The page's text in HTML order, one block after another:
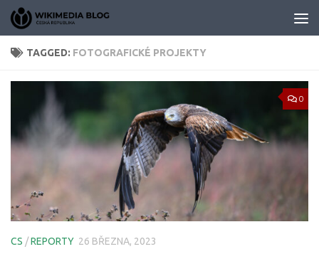
Skip to content
TAGGED: FOTOGRAFICKÉ PROJEKTY
0
CS /REPORTY 26 BŘEZNA, 2023